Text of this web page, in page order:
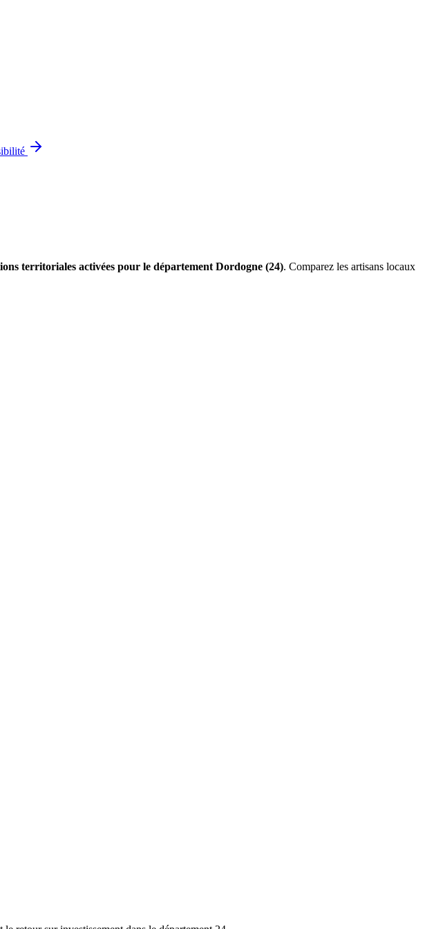
territoriales activées pour le département Dordogne (24). Comparez les artisans locaux